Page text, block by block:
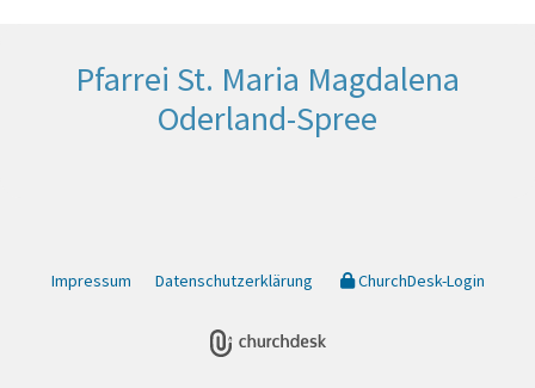
Pfarrei St. Maria Magdalena
Oderland-Spree
Impressum Datenschutzerklärung ChurchDesk-Login